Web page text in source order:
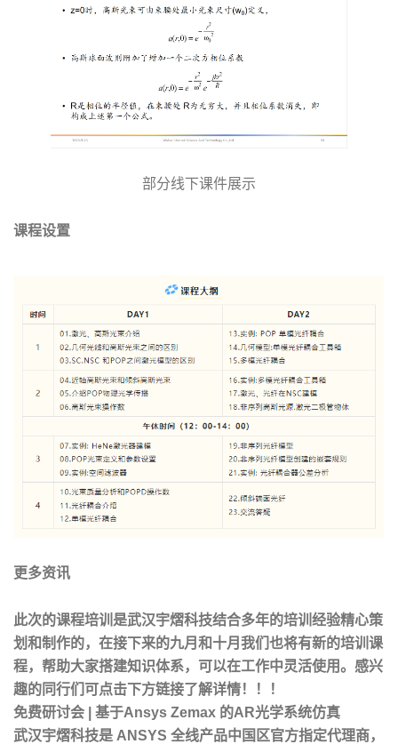
部分线下课件展示
课程设置
更多资讯
此次的课程培训是武汉宇熠科技结合多年的培训经验精心策
划和制作的，在接下来的九月和十月我们也将有新的培训课
程，帮助大家搭建知识体系，可以在工作中灵活使用。感兴
趣的同行们可点击下方链接了解详情！！！
免费研讨会 | 基于Ansys Zemax 的AR光学系统仿真
武汉宇熠科技是 ANSYS 全线产品中国区官方指定代理商，